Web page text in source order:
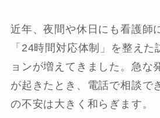
近年、夜間や休日にも看護師
「24時間対応体制」を整え
ョンが増えてきました。急な
が起きたとき、電話で相談で
の不安は大きく和らぎます。